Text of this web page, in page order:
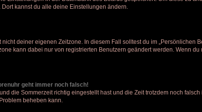
kannst du alle deine Einstellungen ändern.
deiner eigenen Zeitzone. In diesem Fall solltest du im „Persönlichen
kann dabei nur von registrierten Benutzern geändert werden. Wenn du
geht immer noch falsch!
die Sommerzeit richtig eingestellt hast und die Zeit trotzdem noch
beheben kann.